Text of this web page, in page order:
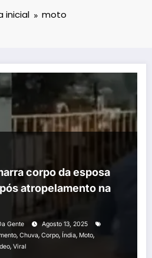
inicial moto
corpo da esposa
atropelamento na
Gente
Agosto 13, 2025
, Chuva, Corpo, Índia, Moto,
, Viral